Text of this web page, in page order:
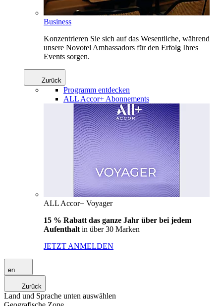
Business
Konzentrieren Sie sich auf das Wesentliche, während
unsere Novotel Ambassadors für den Erfolg Ihres
Events sorgen.
Zurück
Programm entdecken
ALL Accor+ Abonnements
ALL Accor+ Voyager
15 % Rabatt das ganze Jahr über bei jedem
Aufenthalt in über 30 Marken
JETZT ANMELDEN
en
Zurück
Land und Sprache unten auswählen